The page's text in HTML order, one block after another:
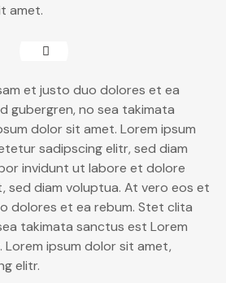
amet.
et justo duo dolores et ea
gubergren, no sea takimata
dolor sit amet. Lorem ipsum
sadipscing elitr, sed diam
invidunt ut labore et dolore
sed diam voluptua. At vero eos et
dolores et ea rebum. Stet clita
takimata sanctus est Lorem
ipsum dolor sit amet,
elitr.